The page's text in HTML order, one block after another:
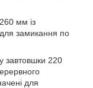
мм із
замикання по
завтовшки 220
для